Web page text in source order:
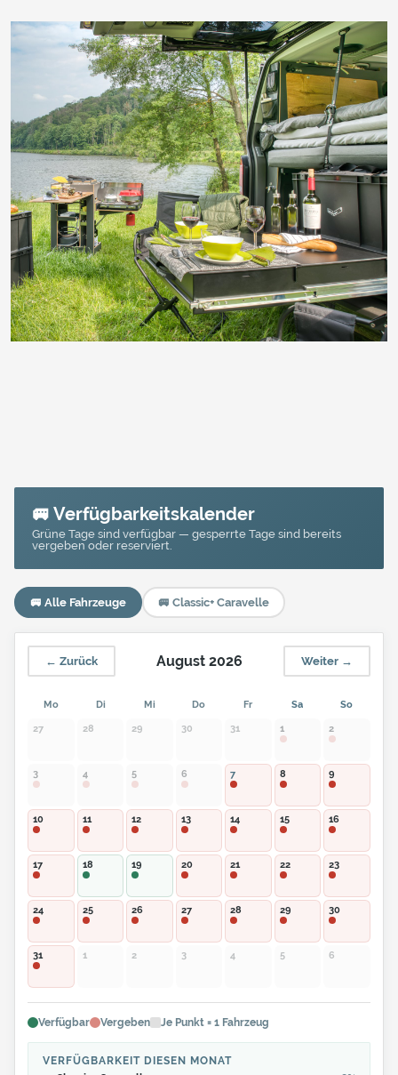
🚐 Verfügbarkeitskalender
Grüne Tage sind verfügbar — gesperrte Tage sind bereits
vergeben oder reserviert.
🚐 Alle Fahrzeuge 🚐 Classic+ Caravelle
← Zurück August 2026 Weiter →
27 28 29 30 31 1 2
3 4 5 6 7 8 9
10 11 12 13 14 15 16
17 18 19 20 21 22 23
24 25 26 27 28 29 30
31 1 2 3 4 5 6
Verfügbar Vergeben Je Punkt = 1 Fahrzeug
VERFÜGBARKEIT DIESEN MONAT